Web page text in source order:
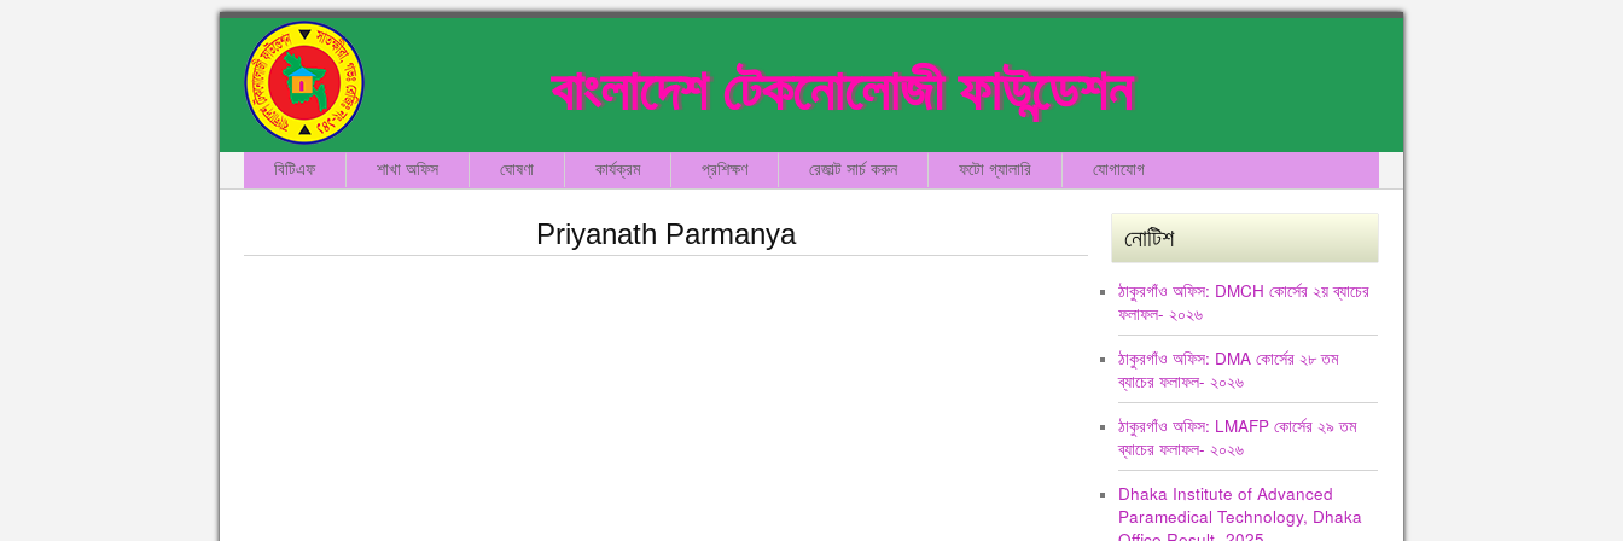
বাংলাদেশ টেকনোলোজী ফাউন্ডেশন
বিটিএফ শাখা অফিস ঘোষণা কার্যক্রম প্রশিক্ষণ রেজাল্ট সার্চ করুন ফটো গ্যালারি যোগাযোগ
Priyanath Parmanya নোটিশ
ঠাকুরগাঁও অফিস: DMCH কোর্সের ২য় ব্যাচের
ফলাফল- ২০২৬
ঠাকুরগাঁও অফিস: DMA কোর্সের ২৮ তম
ব্যাচের ফলাফল- ২০২৬
ঠাকুরগাঁও অফিস: LMAFP কোর্সের ২৯ তম
ব্যাচের ফলাফল- ২০২৬
Dhaka Institute of Advanced
Paramedical Technology, Dhaka